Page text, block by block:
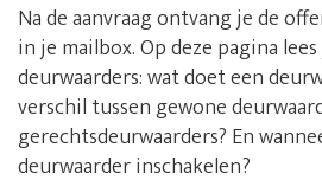
Na de aanvraag ontvang je de
in je mailbox. Op deze pagina
deurwaarders: wat doet een
verschil tussen gewone
gerechtsdeurwaarders? En
deurwaarder inschakelen?